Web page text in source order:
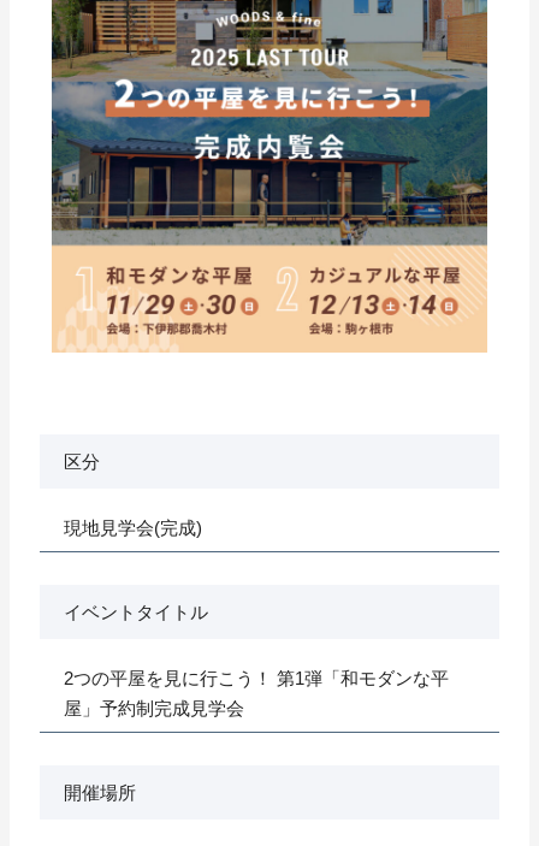
区分
現地見学会(完成)
イベントタイトル
2つの平屋を見に行こう！ 第1弾「和モダンな平
屋」予約制完成見学会
開催場所